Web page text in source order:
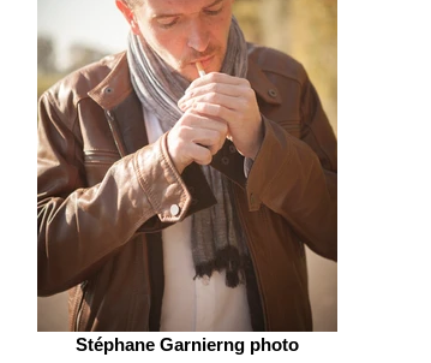
Stéphane Garnierng photo